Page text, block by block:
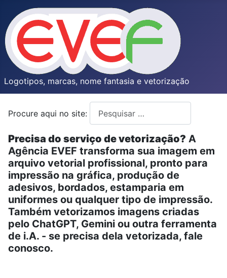
Logotipos, marcas, nome fantasia e vetorização
Procure aqui no site:
Precisa do serviço de vetorização? A
Agência EVEF transforma sua imagem em
arquivo vetorial profissional, pronto para
impressão na gráfica, produção de
adesivos, bordados, estamparia em
uniformes ou qualquer tipo de impressão.
Também vetorizamos imagens criadas
pelo ChatGPT, Gemini ou outra ferramenta
de i.A. - se precisa dela vetorizada, fale
conosco.